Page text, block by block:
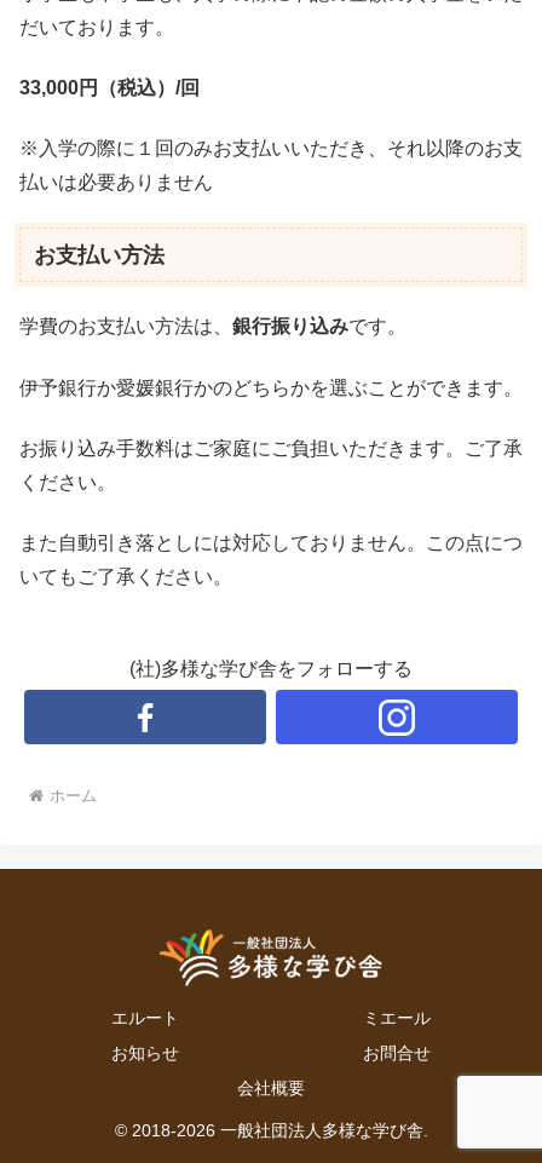
だいております。
33,000円（税込）/回
※入学の際に１回のみお支払いいただき、それ以降のお支
払いは必要ありません
お支払い方法
学費のお支払い方法は、 銀行振り込みです。
伊予銀行か愛媛銀行かのどちらかを選ぶことができます。
お振り込み手数料はご家庭にご負担いただきます。ご了承
ください。
また自動引き落としには対応しておりません。この点につ
いてもご了承ください。
(社)多様な学び舎をフォローする
ホーム
エルート
ミエール
お知らせ
お問合せ
会社概要
© 2018-2026 一般社団法人多様な学び舎.